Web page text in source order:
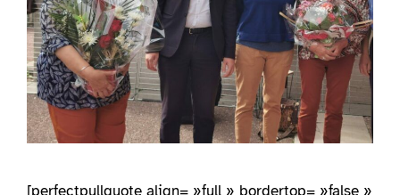
[perfectpullquote align= »full » bordertop= »false »